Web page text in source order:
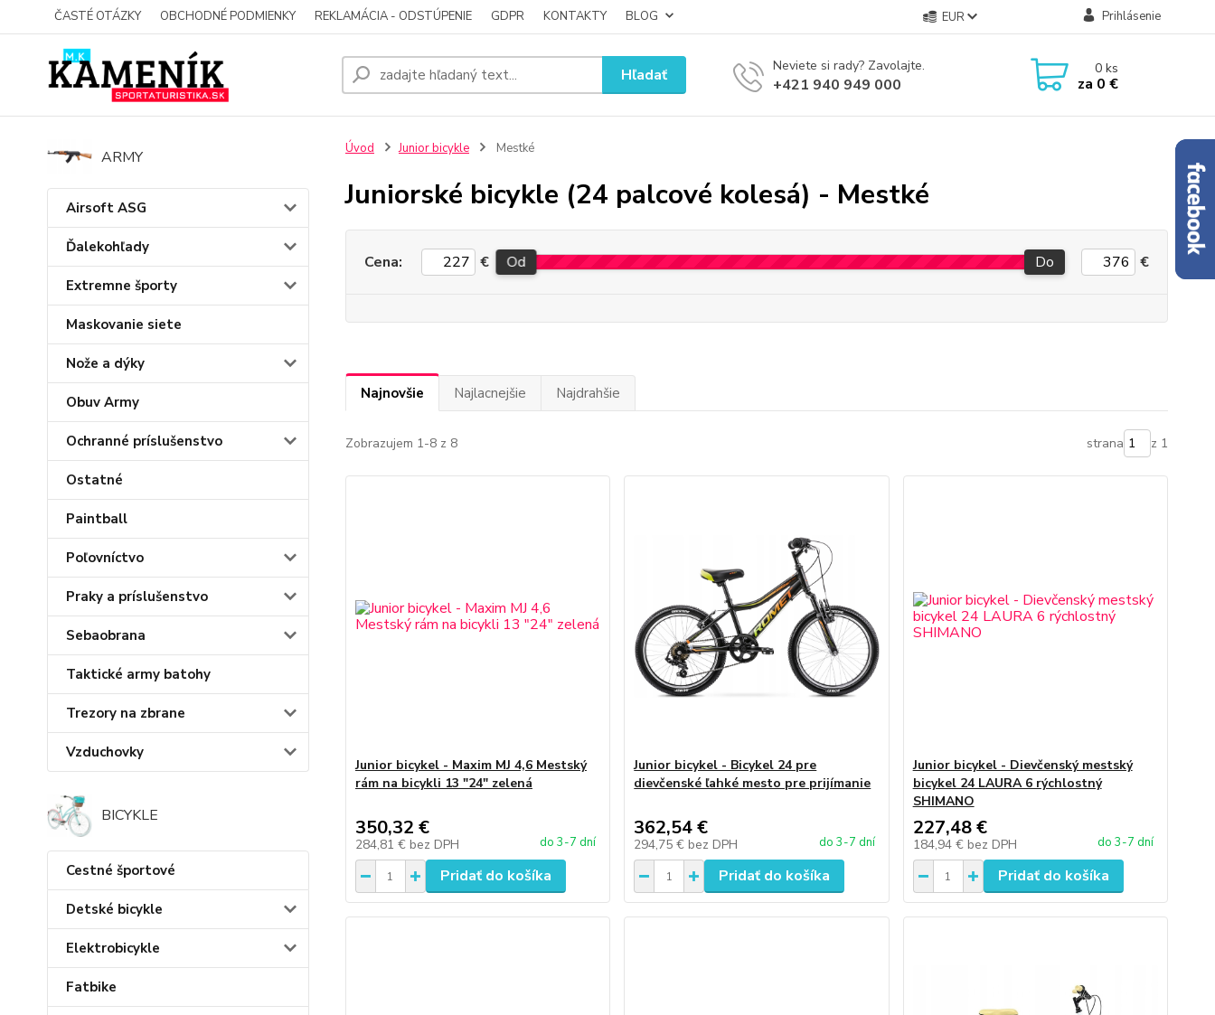
ČASTÉ OTÁZKY OBCHODNÉ PODMIENKY REKLAMÁCIA - ODSTÚPENIE GDPR KONTAKTY BLOG EUR Prihlásenie
Hľadať Neviete si rady? Zavolajte.
+421 940 949 000
0ks
za 0 €
ARMY
Airsoft ASG
Ďalekohľady
Extremne športy
Maskovanie siete
Nože a dýky
Obuv Army
Ochranné príslušenstvo
Ostatné
Paintball
Poľovníctvo
Praky a príslušenstvo
Sebaobrana
Taktické army batohy
Trezory na zbrane
Vzduchovky
BICYKLE
Cestné športové
Detské bicykle
Elektrobicykle
Fatbike
Úvod Junior bicykle Mestké
Juniorské bicykle (24 palcové kolesá) - Mestké
Cena: € Od Do €
Najnovšie Najlacnejšie Najdrahšie
Zobrazujem 1-8 z 8 strana z 1
Junior bicykel - Maxim MJ 4,6 Mestský
rám na bicykli 13 "24" zelená
350,32 €
284,81 € bez DPH do 3-7 dní
Pridať do košíka
Junior bicykel - Bicykel 24 pre
dievčenské ľahké mesto pre prijímanie
362,54 €
294,75 € bez DPH do 3-7 dní
Pridať do košíka
Junior bicykel - Dievčenský mestský
bicykel 24 LAURA 6 rýchlostný
SHIMANO
227,48 €
184,94 € bez DPH do 3-7 dní
Pridať do košíka